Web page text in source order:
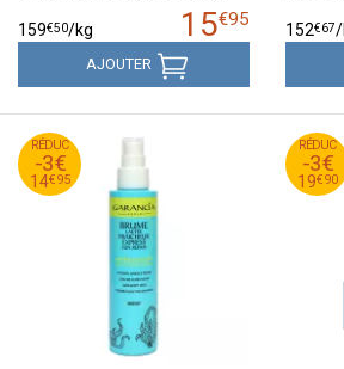
15€95
159€50/kg
AJOUTER
152€67/
RÉDUC
-3€
14€95
17
€
95
14
€
95
RÉDUC
-3€
19€90
22
€
90
19
€
90